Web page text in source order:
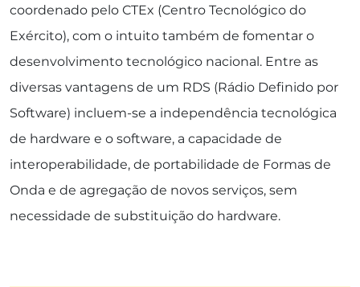
coordenado pelo CTEx (Centro Tecnológico do
Exército), com o intuito também de fomentar o
desenvolvimento tecnológico nacional. Entre as
diversas vantagens de um RDS (Rádio Definido por
Software) incluem-se a independência tecnológica
de hardware e o software, a capacidade de
interoperabilidade, de portabilidade de Formas de
Onda e de agregação de novos serviços, sem
necessidade de substituição do hardware.